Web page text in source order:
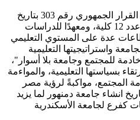
تأسست جامعة دمنهور بمقتضى القرار الجمهوري رقم 303 بتاريخ
26-10-2010، هذا وتضم الجامعة عدد 12 كلية، ومعهدًا للدراسات
عدة على المستوي التعليمي
واستراتيجيتها التعليمية
للمجتمع وجامعة بلا أسوار"،
بسياستها التعليمية، والمواءمة
المجتمع، مواكبةً لرؤية مصر
تاريخ انشاء جامعة دمنهور لما يزيد
كفرع لجامعة الأسكندرية